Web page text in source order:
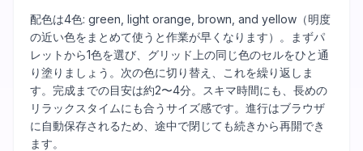
配色は4色: green, light orange, brown, and yellow（明度
の近い色をまとめて使うと作業が早くなります）。まずパ
レットから1色を選び、グリッド上の同じ色のセルをひと通
り塗りましょう。次の色に切り替え、これを繰り返しま
す。完成までの目安は約2〜4分。スキマ時間にも、長めの
リラックスタイムにも合うサイズ感です。進行はブラウザ
に自動保存されるため、途中で閉じても続きから再開でき
ます。